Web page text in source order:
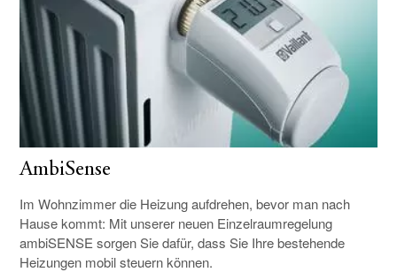
AmbiSense
Im Wohnzimmer die Heizung aufdrehen, bevor man nach
Hause kommt: Mit unserer neuen Einzelraumregelung
ambiSENSE sorgen Sie dafür, dass Sie Ihre bestehende
Heizungen mobil steuern können.